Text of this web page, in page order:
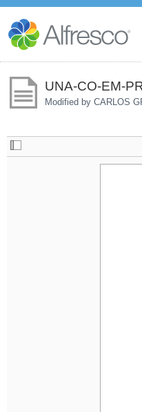
UNA-CO-EM-
Modified by CARLOS